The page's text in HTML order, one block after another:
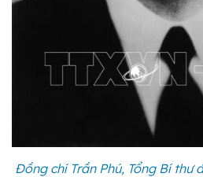
Đồng chí Trần Phú, Tổng Bí thư